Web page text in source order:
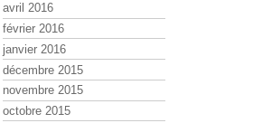
avril 2016
février 2016
janvier 2016
décembre 2015
novembre 2015
octobre 2015